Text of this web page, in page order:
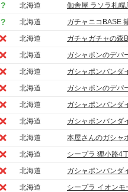
北海道
伽舎屋 ラソラ札幌
北海道
ガチャニコBASE
北海道
ガチャガチャの森
北海道
ガシャポンのデパ
北海道
ガシャポンバンダ
北海道
ガシャポンのデパ
北海道
ガシャポンバンダ
北海道
ガシャポンバンダ
北海道
本屋さんのガシャ
北海道
シープラ 狸小路4
北海道
ガシャポンバンダ
北海道
シープラ イオンモ